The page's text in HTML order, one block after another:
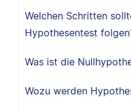
Welchen Schritten
Hypothesentest
Was ist die
Wozu werden